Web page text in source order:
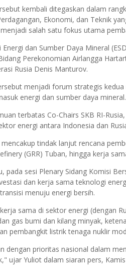
kembali ditegaskan dalam
Ekonomi, dan Teknik
salah satu fokus utama
Energi dan Sumber Daya Mineral
Perekonomian Airlangga
Rusia Denis Manturov.
menjadi forum strategis
energi dan sumber daya mineral.
terbatas Co-Chairs SKB RI-
energi antara Indonesia dan
tindak lanjut rencana
(GRR) Tuban, hingga kerja
pada sesi Plenary Sidang Komisi
dan kerja sama teknologi
menuju energi bersih.
sama di sektor energi (dengan
gas bumi dan kilang minyak,
pembangkit listrik tenaga nuklir
dengan prioritas nasional dalam
ujar Yuliot dalam siaran pers,